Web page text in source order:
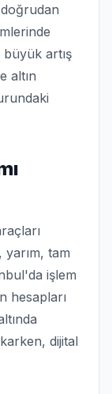
artış
altın
yarım, tam
işlem
hesapları
dijital